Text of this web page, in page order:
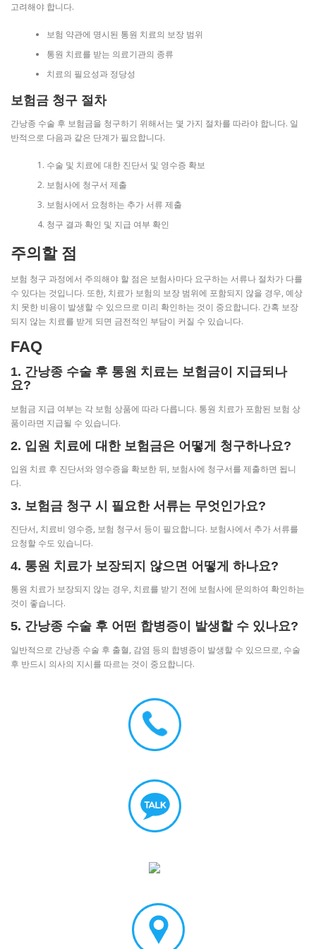
고려해야 합니다.
보험 약관에 명시된 통원 치료의 보장 범위
통원 치료를 받는 의료기관의 종류
치료의 필요성과 정당성
보험금 청구 절차
간낭종 수술 후 보험금을 청구하기 위해서는 몇 가지 절차를 따라야 합니다. 일
반적으로 다음과 같은 단계가 필요합니다.
수술 및 치료에 대한 진단서 및 영수증 확보
보험사에 청구서 제출
보험사에서 요청하는 추가 서류 제출
청구 결과 확인 및 지급 여부 확인
주의할 점
보험 청구 과정에서 주의해야 할 점은 보험사마다 요구하는 서류나 절차가 다를
수 있다는 것입니다. 또한, 치료가 보험의 보장 범위에 포함되지 않을 경우, 예상
치 못한 비용이 발생할 수 있으므로 미리 확인하는 것이 중요합니다. 간혹 보장
되지 않는 치료를 받게 되면 금전적인 부담이 커질 수 있습니다.
FAQ
1. 간낭종 수술 후 통원 치료는 보험금이 지급되나
요?
보험금 지급 여부는 각 보험 상품에 따라 다릅니다. 통원 치료가 포함된 보험 상
품이라면 지급될 수 있습니다.
2. 입원 치료에 대한 보험금은 어떻게 청구하나요?
입원 치료 후 진단서와 영수증을 확보한 뒤, 보험사에 청구서를 제출하면 됩니
다.
3. 보험금 청구 시 필요한 서류는 무엇인가요?
진단서, 치료비 영수증, 보험 청구서 등이 필요합니다. 보험사에서 추가 서류를
요청할 수도 있습니다.
4. 통원 치료가 보장되지 않으면 어떻게 하나요?
통원 치료가 보장되지 않는 경우, 치료를 받기 전에 보험사에 문의하여 확인하는
것이 좋습니다.
5. 간낭종 수술 후 어떤 합병증이 발생할 수 있나요?
일반적으로 간낭종 수술 후 출혈, 감염 등의 합병증이 발생할 수 있으므로, 수술
후 반드시 의사의 지시를 따르는 것이 중요합니다.